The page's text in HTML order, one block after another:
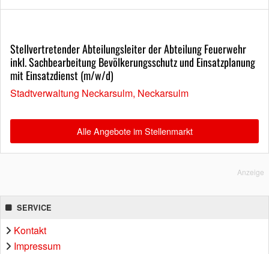
Stellvertretender Abteilungsleiter der Abteilung Feuerwehr
inkl. Sachbearbeitung Bevölkerungsschutz und Einsatzplanung
mit Einsatzdienst (m/w/d)
Stadtverwaltung Neckarsulm, Neckarsulm
Alle Angebote im Stellenmarkt
Anzeige
SERVICE
Kontakt
Impressum